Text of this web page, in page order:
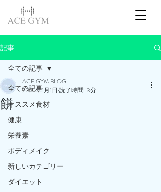
記事
全ての記事
オススメ食材
健康
栄養素
ボディメイク
新しいカテゴリー
ダイエット
全ての記事
餅
ACE GYM BLOG
2025年1月1日 読了時間: 3分